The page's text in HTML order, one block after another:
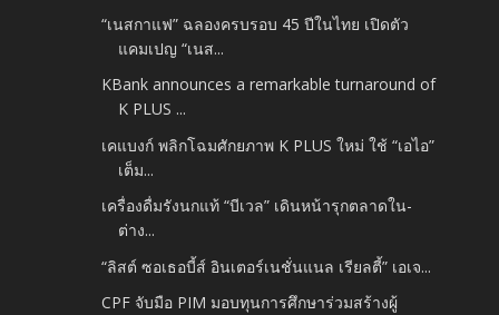
“เนสกาแฟ” ฉลองครบรอบ 45 ปีในไทย เปิดตัว
แคมเปญ “เนส...
KBank announces a remarkable turnaround of
K PLUS ...
เคแบงก์ พลิกโฉมศักยภาพ K PLUS ใหม่ ใช้ “เอไอ”
เต็ม...
เครื่องดื่มรังนกแท้ “บีเวล” เดินหน้ารุกตลาดใน-
ต่าง...
“ลิสต์ ซอเธอบี้ส์ อินเตอร์เนชั่นแนล เรียลตี้” เอเจ...
CPF จับมือ PIM มอบทุนการศึกษาร่วมสร้างผู้